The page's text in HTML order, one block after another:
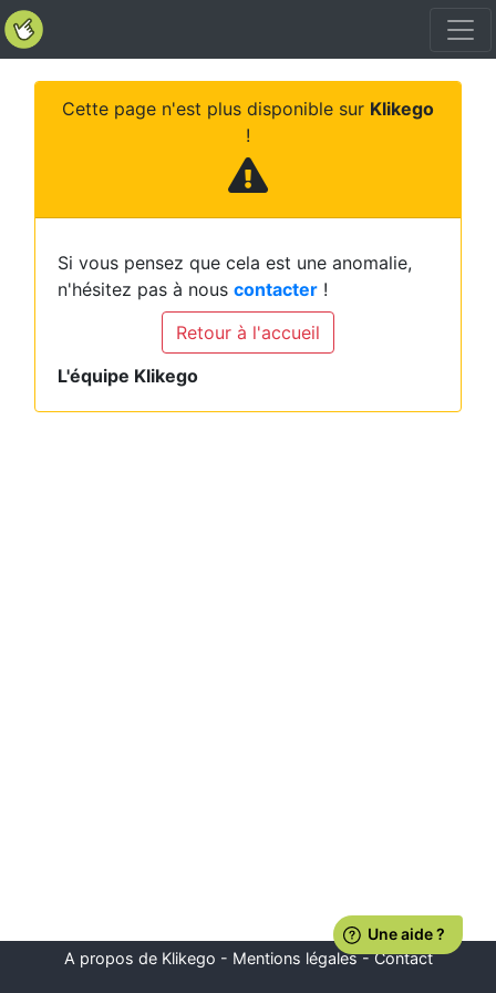
Cette page n'est plus disponible sur Klikego
!
Si vous pensez que cela est une anomalie,
n'hésitez pas à nous contacter !
Retour à l'accueil
L'équipe Klikego
A propos de Klikego - Mentions légales-Contact